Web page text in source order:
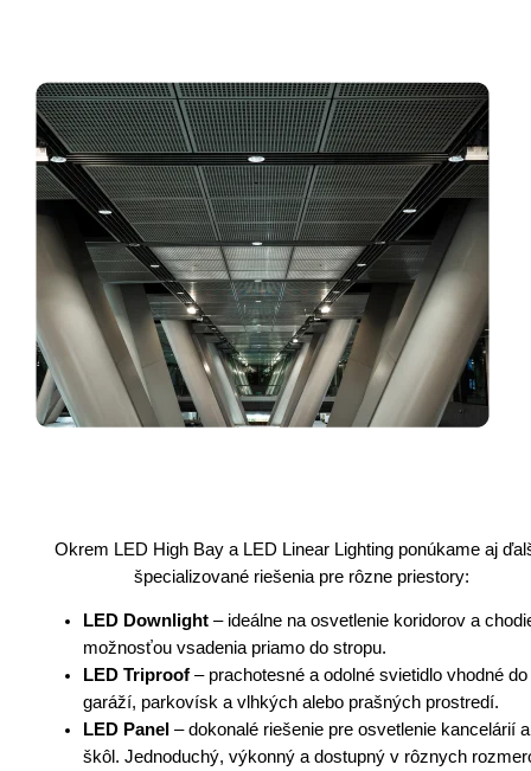
Okrem LED High Bay a LED Linear Lighting ponúkame aj
špecializované riešenia pre rôzne priestory:
LED Downlight – ideálne na osvetlenie koridorov a
možnosťou vsadenia priamo do stropu.
LED Triproof – prachotesné a odolné svietidlo vhodné do
garáží, parkovísk a vlhkých alebo prašných prostredí.
LED Panel – dokonalé riešenie pre osvetlenie kancelárií a
škôl. Jednoduchý, výkonný a dostupný v rôznych